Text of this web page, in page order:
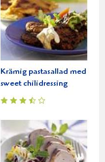
Krämig pastasallad med
sweet chilidressing